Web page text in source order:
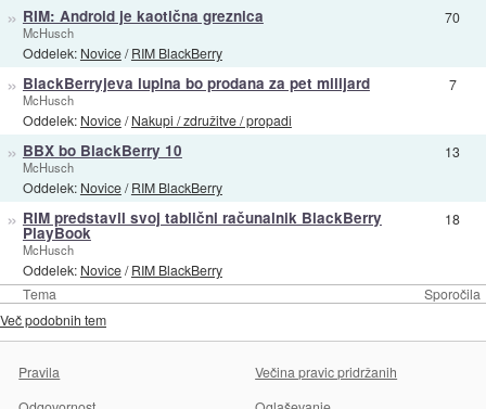
Tema Sporočila
» RIM: Android je kaotična greznica
McHusch
Oddelek: Novice/RIM BlackBerry
70
» BlackBerryjeva lupina bo prodana za pet milijard
McHusch
Oddelek: Novice/Nakupi / združitve / propadi
7
» BBX bo BlackBerry 10
McHusch
Oddelek: Novice/RIM BlackBerry
13
» RIM predstavil svoj tablični računalnik BlackBerry
PlayBook
McHusch
Oddelek: Novice/RIM BlackBerry
18
Več podobnih tem
Pravila
Večina pravic pridržanih